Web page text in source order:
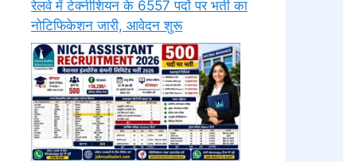
रेलवे में टेक्नीशियन के 6557 पदों पर भर्ती का
नोटिफिकेशन जारी, आवेदन शुरू